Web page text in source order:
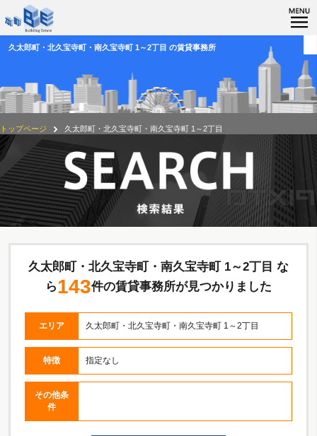
久太郎町・北久宝寺町・南久宝寺町 1～2丁目 の賃貸事務所
トップページ 久太郎町・北久宝寺町・南久宝寺町 1～2丁目
久太郎町・北久宝寺町・南久宝寺町 1～2丁目 な
ら143件の賃貸事務所が見つかりました
エリア 久太郎町・北久宝寺町・南久宝寺町 1～2丁目
特徴 指定なし
その他条
件